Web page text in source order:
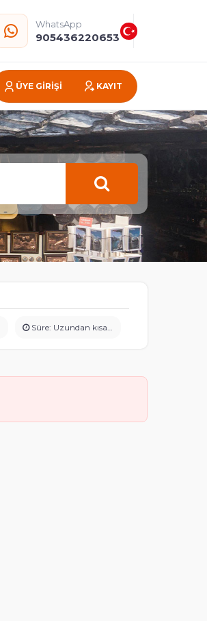
WhatsApp
905436220653
ÜYE GİRİŞİ KAYIT
Süre: Uzundan kısaya